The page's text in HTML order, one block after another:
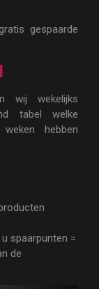
gespaarde
wij wekelijks
tabel welke
hebben
spaarpunten =
de